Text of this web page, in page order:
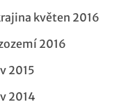
květen 2016
2016
2015
2014